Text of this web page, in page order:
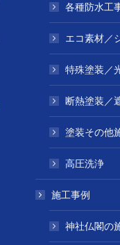
各種防水工
エコ素材／
特殊塗装／
断熱塗装／
塗装その他
高圧洗浄
施工事例
神社仏閣の